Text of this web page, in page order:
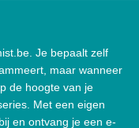
Je bepaalt zelf
maar wanneer
de hoogte van je
Met een eigen
en ontvang je een e-